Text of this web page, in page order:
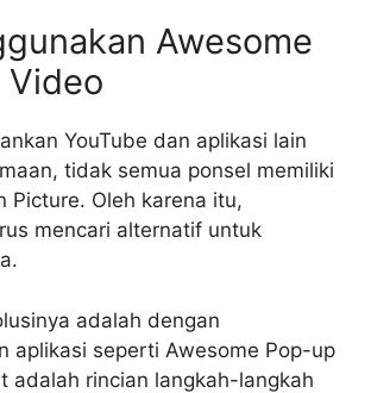
Awesome
Video
YouTube dan aplikasi lain
tidak semua ponsel memiliki
Picture. Oleh karena itu,
mencari alternatif untuk
adalah dengan
aplikasi seperti Awesome Pop-up
adalah rincian langkah-langkah